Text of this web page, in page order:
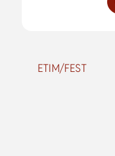
ETIM/FEST